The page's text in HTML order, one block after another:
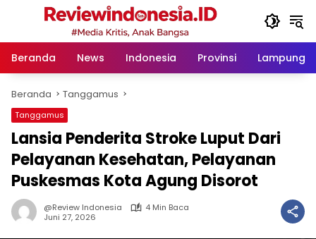
Langsung
Beranda
News Indonesia Provinsi Lampung
Beranda Tanggamus
Tanggamus
Lansia Penderita Stroke Luput Dari
Pelayanan Kesehatan, Pelayanan
Puskesmas Kota Agung Disorot
@Review Indonesia
4 Min Baca
Juni 27, 2026